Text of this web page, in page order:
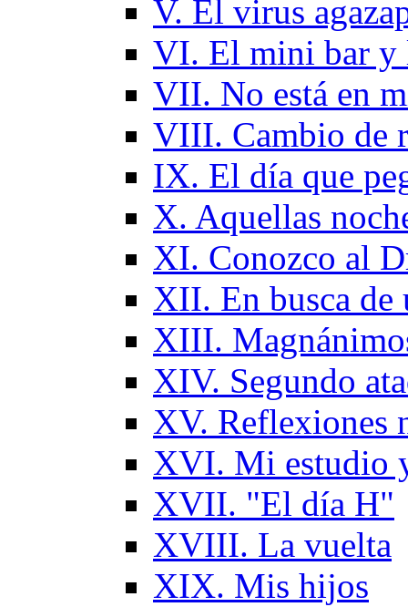
V. El virus
VI. El mini bar y
VII. No está en
VIII. Cambio de
IX. El día que
X. Aquellas
XI. Conozco al
XII. En busca de
XIII.
XIV. Segundo
XV. Reflexiones
XVI. Mi estudio
XVII. "El día H"
XVIII. La vuelta
XIX. Mis hijos